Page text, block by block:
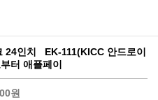
24인치 EK-111(KICC 안드로이
터 애플페이
원